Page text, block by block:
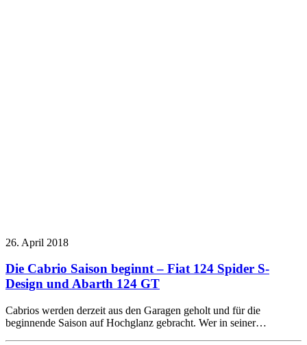
26. April 2018
Die Cabrio Saison beginnt – Fiat 124 Spider S-
Design und Abarth 124 GT
Cabrios werden derzeit aus den Garagen geholt und für die
beginnende Saison auf Hochglanz gebracht. Wer in seiner…